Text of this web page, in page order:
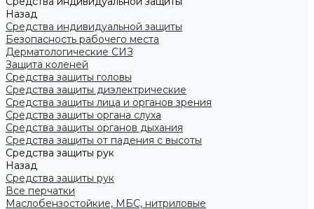
Назад
Средства индивидуальной защиты
Безопасность рабочего места
Дерматологические СИЗ
Защита коленей
Средства защиты головы
Средства защиты диэлектрические
Средства защиты лица и органов зрения
Средства защиты органа слуха
Средства защиты органов дыхания
Средства защиты от падения с высоты
Средства защиты рук
Назад
Средства защиты рук
Все перчатки
Маслобензостойкие, МБС, нитриловые